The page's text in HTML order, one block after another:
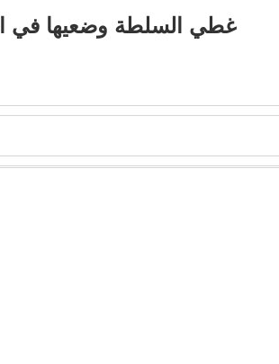
غطي السلطة وضعيها في الثلاجة لمدة 2/1